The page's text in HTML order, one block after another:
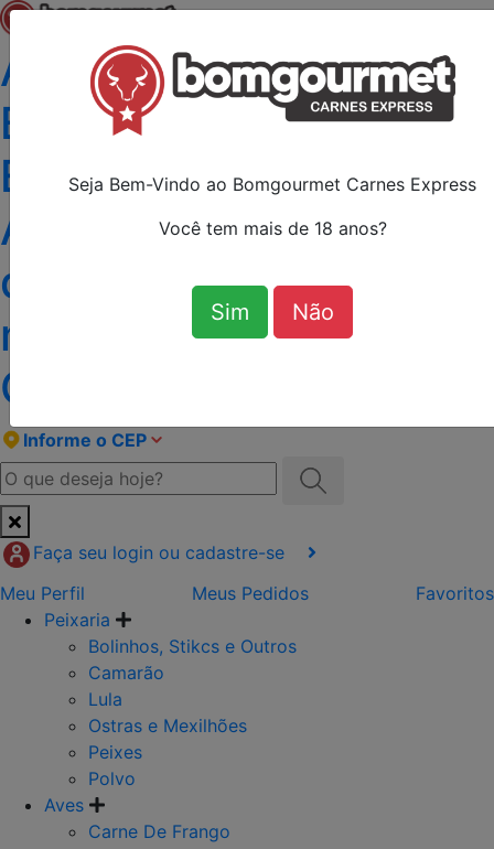
Açougue e Peixaria
Bom Gourmet Carnes
Express O Melhor
Açougue com Peixaria
de Curitiba, com a
melhor carne angus de
Curitiba!
Informe o CEP
Faça seu login ou cadastre-se
Meu Perfil
Meus Pedidos
Favoritos
Peixaria
Bolinhos, Stikcs e Outros
Camarão
Lula
Ostras e Mexilhões
Peixes
Polvo
Aves
Carne De Frango
Seja Bem-Vindo ao Bomgourmet Carnes Express
Você tem mais de 18 anos?
Sim Não